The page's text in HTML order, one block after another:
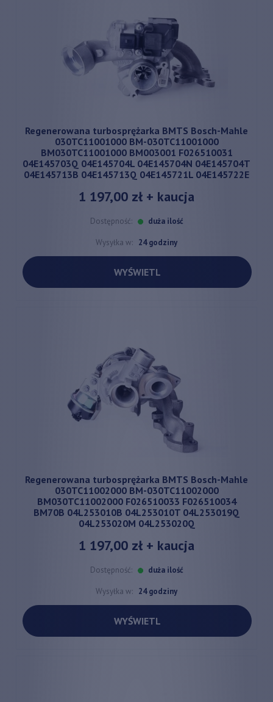
Regenerowana turbosprężarka BMTS Bosch-Mahle
030TC11001000 BM-030TC11001000
BM030TC11001000 BM003001 F026510031
04E145703Q 04E145704L 04E145704N 04E145704T
04E145713B 04E145713Q 04E145721L 04E145722E
1 197,00 zł + kaucja
Dostępność: duża ilość
Wysyłka w: 24 godziny
WYŚWIETL
Regenerowana turbosprężarka BMTS Bosch-Mahle
030TC11002000 BM-030TC11002000
BM030TC11002000 F026510033 F026510034
BM70B 04L253010B 04L253010T 04L253019Q
04L253020M 04L253020Q
1 197,00 zł + kaucja
Dostępność: duża ilość
Wysyłka w: 24 godziny
WYŚWIETL